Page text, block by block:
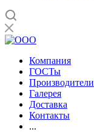
Компания
ГОСТы
Производители
Галерея
Доставка
Контакты
...